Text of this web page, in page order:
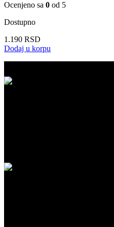
Ocenjeno sa 0 od 5
Dostupno
1.190 RSD
Dodaj u korpu